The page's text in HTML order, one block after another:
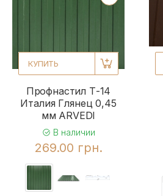
КУПИТЬ
Профнастил Т-14
Италия Глянец 0,45
мм ARVEDI
В наличии
269.00 грн.